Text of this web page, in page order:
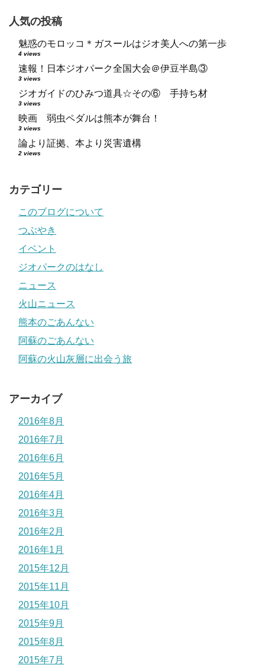
人気の投稿
魅惑のモロッコ＊ガスールはジオ美人への第一歩
4 views
速報！日本ジオパーク全国大会＠伊豆半島③
3 views
ジオガイドのひみつ道具☆その⑥ 手持ち材
3 views
映画 弱虫ペダルは熊本が舞台！
3 views
論より証拠、本より災害遺構
2 views
カテゴリー
このブログについて
つぶやき
イベント
ジオパークのはなし
ニュース
火山ニュース
熊本のごあんない
阿蘇のごあんない
阿蘇の火山灰層に出会う旅
アーカイブ
2016年8月
2016年7月
2016年6月
2016年5月
2016年4月
2016年3月
2016年2月
2016年1月
2015年12月
2015年11月
2015年10月
2015年9月
2015年8月
2015年7月